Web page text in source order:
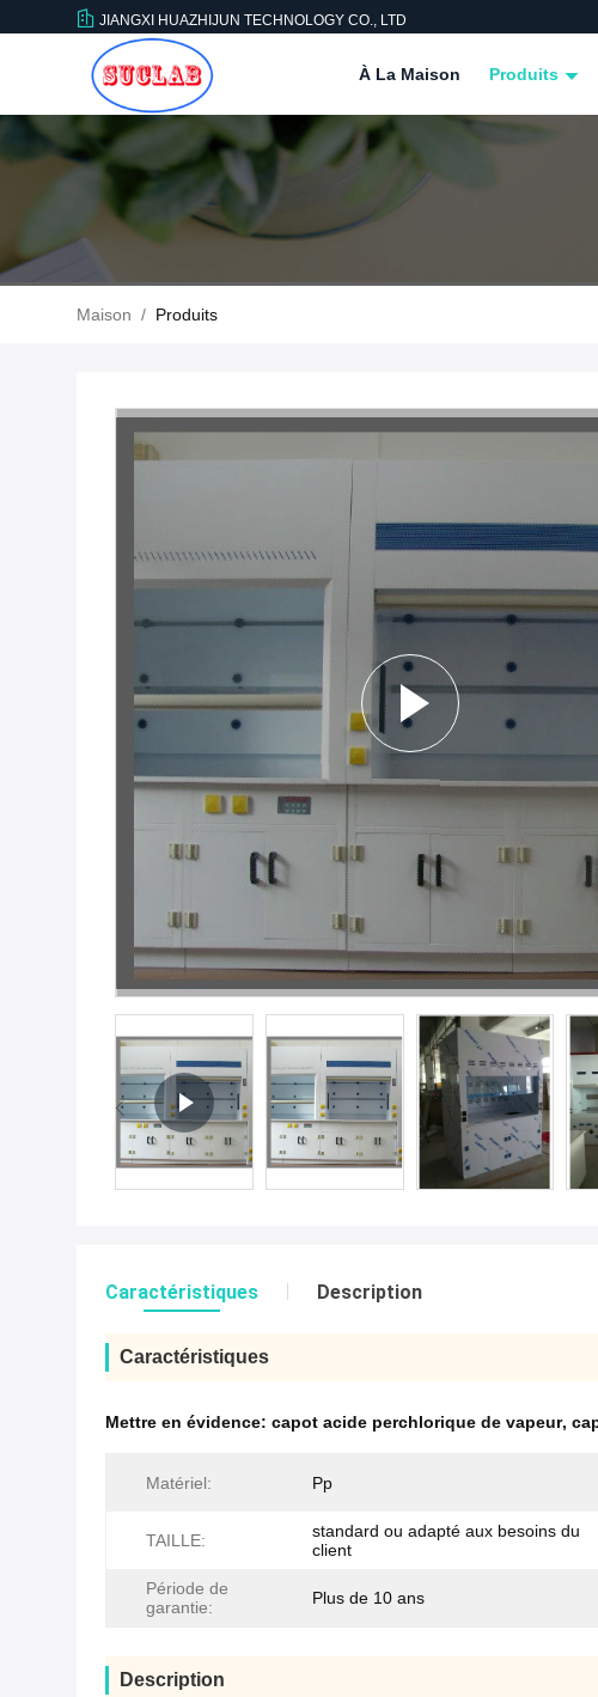
JIANGXI HUAZHIJUN TECHNOLOGY CO., LTD
À La Maison Produits
Maison / Produits
Caractéristiques Description
Caractéristiques
Mettre en évidence: capot acide perchlorique de vapeur,
Matériel: Pp
TAILLE:
standard ou adapté aux besoins du
client
Période de
garantie:
Plus de 10 ans
Description